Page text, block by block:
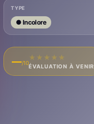
TYPE
● Incolore
—/10
★ ★ ★ ★ ★
ÉVALUATION À VENIR